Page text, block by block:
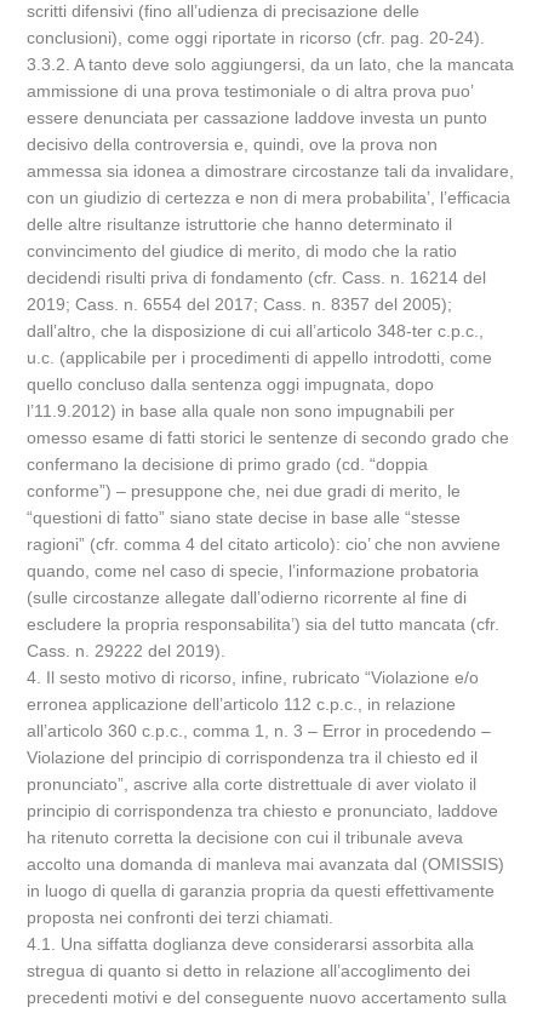
scritti difensivi (fino all’udienza di precisazione delle
conclusioni), come oggi riportate in ricorso (cfr. pag. 20-24).
3.3.2. A tanto deve solo aggiungersi, da un lato, che la mancata
ammissione di una prova testimoniale o di altra prova puo’
essere denunciata per cassazione laddove investa un punto
decisivo della controversia e, quindi, ove la prova non
ammessa sia idonea a dimostrare circostanze tali da invalidare,
con un giudizio di certezza e non di mera probabilita’, l’efficacia
delle altre risultanze istruttorie che hanno determinato il
convincimento del giudice di merito, di modo che la ratio
decidendi risulti priva di fondamento (cfr. Cass. n. 16214 del
2019; Cass. n. 6554 del 2017; Cass. n. 8357 del 2005);
dall’altro, che la disposizione di cui all’articolo 348-ter c.p.c.,
u.c. (applicabile per i procedimenti di appello introdotti, come
quello concluso dalla sentenza oggi impugnata, dopo
l’11.9.2012) in base alla quale non sono impugnabili per
omesso esame di fatti storici le sentenze di secondo grado che
confermano la decisione di primo grado (cd. “doppia
conforme”) – presuppone che, nei due gradi di merito, le
“questioni di fatto” siano state decise in base alle “stesse
ragioni” (cfr. comma 4 del citato articolo): cio’ che non avviene
quando, come nel caso di specie, l’informazione probatoria
(sulle circostanze allegate dall’odierno ricorrente al fine di
escludere la propria responsabilita’) sia del tutto mancata (cfr.
Cass. n. 29222 del 2019).
4. Il sesto motivo di ricorso, infine, rubricato “Violazione e/o
erronea applicazione dell’articolo 112 c.p.c., in relazione
all’articolo 360 c.p.c., comma 1, n. 3 – Error in procedendo –
Violazione del principio di corrispondenza tra il chiesto ed il
pronunciato”, ascrive alla corte distrettuale di aver violato il
principio di corrispondenza tra chiesto e pronunciato, laddove
ha ritenuto corretta la decisione con cui il tribunale aveva
accolto una domanda di manleva mai avanzata dal (OMISSIS)
in luogo di quella di garanzia propria da questi effettivamente
proposta nei confronti dei terzi chiamati.
4.1. Una siffatta doglianza deve considerarsi assorbita alla
stregua di quanto si detto in relazione all’accoglimento dei
precedenti motivi e del conseguente nuovo accertamento sulla